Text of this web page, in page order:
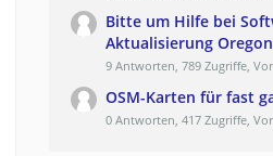
Bitte um Hilfe bei
Aktualisierung
9 Antworten, 789 Zugriffe,
OSM-Karten für fast
0 Antworten, 417 Zugriffe,